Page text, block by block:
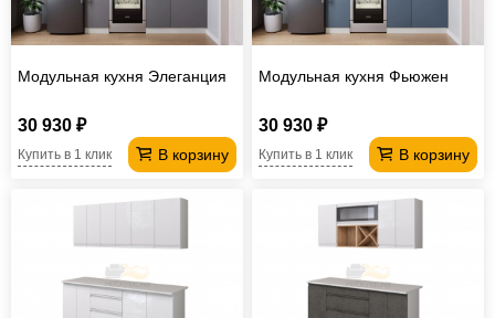
под
компьютер
Мебель
для
Мебель
Кресла-
Косметологическое
оборудование
Модульная кухня Элеганция
30 930 ₽
В корзину
Купить в 1 клик
Модульная кухня Фьюжен
30 930 ₽
В корзину
Купить в 1 клик